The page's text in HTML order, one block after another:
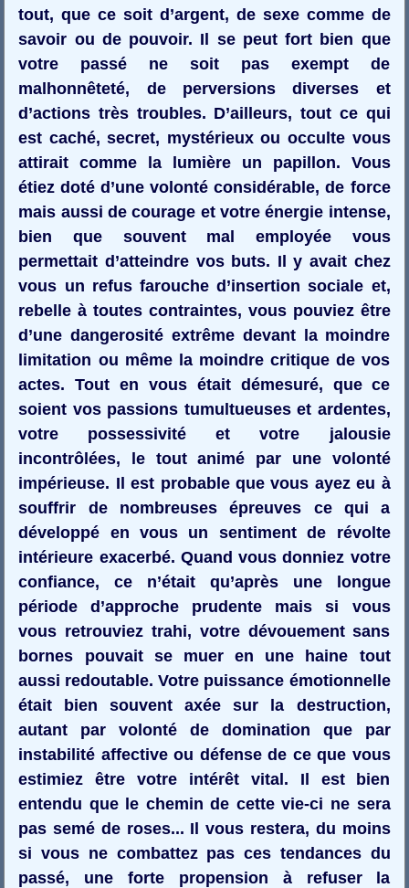
tout, que ce soit d’argent, de sexe comme de
savoir ou de pouvoir. Il se peut fort bien que
votre passé ne soit pas exempt de
malhonnêteté, de perversions diverses et
d’actions très troubles. D’ailleurs, tout ce qui
est caché, secret, mystérieux ou occulte vous
attirait comme la lumière un papillon. Vous
étiez doté d’une volonté considérable, de force
mais aussi de courage et votre énergie intense,
bien que souvent mal employée vous
permettait d’atteindre vos buts. Il y avait chez
vous un refus farouche d’insertion sociale et,
rebelle à toutes contraintes, vous pouviez être
d’une dangerosité extrême devant la moindre
limitation ou même la moindre critique de vos
actes. Tout en vous était démesuré, que ce
soient vos passions tumultueuses et ardentes,
votre possessivité et votre jalousie
incontrôlées, le tout animé par une volonté
impérieuse. Il est probable que vous ayez eu à
souffrir de nombreuses épreuves ce qui a
développé en vous un sentiment de révolte
intérieure exacerbé. Quand vous donniez votre
confiance, ce n’était qu’après une longue
période d’approche prudente mais si vous
vous retrouviez trahi, votre dévouement sans
bornes pouvait se muer en une haine tout
aussi redoutable. Votre puissance émotionnelle
était bien souvent axée sur la destruction,
autant par volonté de domination que par
instabilité affective ou défense de ce que vous
estimiez être votre intérêt vital. Il est bien
entendu que le chemin de cette vie-ci ne sera
pas semé de roses... Il vous restera, du moins
si vous ne combattez pas ces tendances du
passé, une forte propension à refuser la